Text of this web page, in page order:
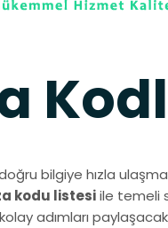
bilgiye hızla
kodu listesiile temeli
adımları